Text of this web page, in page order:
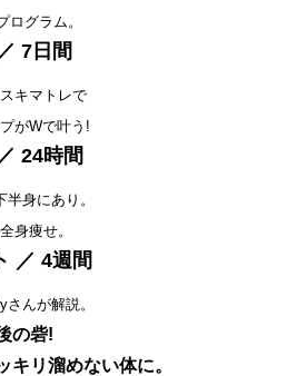
ログラム。
7日間
キマトレで
がWで叶う!
24時間
身にあり。
身痩せ。
／ 4週間
んが解説。
の砦!
キリ溜めない体に。